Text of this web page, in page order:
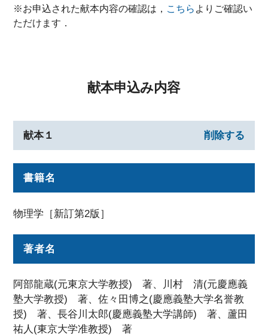
※お申込された献本内容の確認は， こちら よりご確認い
ただけます．
献本申込み内容
献本１ 削除する
書籍名
物理学［新訂第2版］
著者名
阿部龍蔵(元東京大学教授) 著、川村 清(元慶應義
塾大学教授) 著、佐々田博之(慶應義塾大学名誉教
授) 著、長谷川太郎(慶應義塾大学講師) 著、蘆田
祐人(東京大学准教授) 著